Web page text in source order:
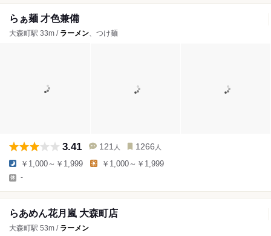
らぁ麺 才色兼備
大森町駅 33m / ラーメン、つけ麺
3.41 121 人 1266 人
￥1,000～￥1,999 ￥1,000～￥1,999
-
らあめん花月嵐 大森町店
大森町駅 53m / ラーメン